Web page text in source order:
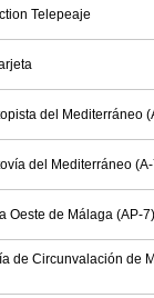
Telepeaje
del Mediterráneo
del Mediterráneo
Oeste de Málaga (AP-7)
de Circunvalación de